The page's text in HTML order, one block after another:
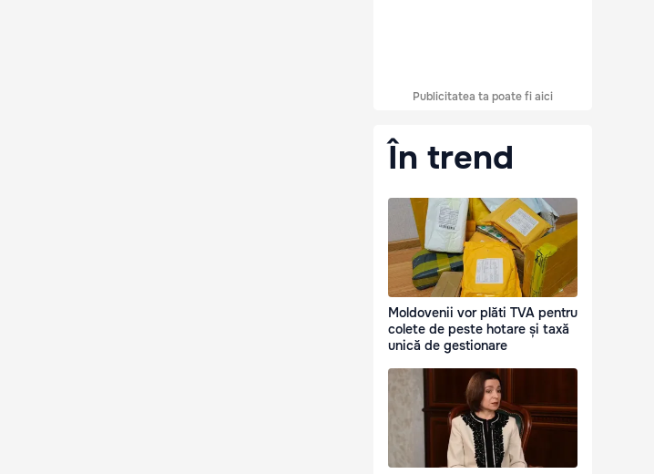
Publicitatea ta poate fi aici
În trend
Moldovenii vor plăti TVA pentru
colete de peste hotare și taxă
unică de gestionare